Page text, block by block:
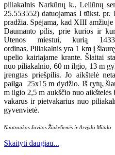
piliakalnis Narkūnų k., Leliūnų
25.553552) datuojamas I tūkst.
pradžia. Spėjama, kad XIII
Daumanto pilis, prie kurios ir
Utenos miestui, kurią
ordinas. Piliakalnis yra 1 km į
upelio kairiajame krante. Šlaitai
nuo piliakalnio, 60 m ilgio, 13 m
įrengtas priešpilis. Jo aikštelė
pailga 25x15 m dydžio. Iš rytų,
m ilgio 2,5 m aukščio nuo
vakarus ir pietvakarius nuo
gyvenvietė.
Nuotraukos Jovitos Žiukelienės ir Arvydo Mitalo
Skaityti daugiau...